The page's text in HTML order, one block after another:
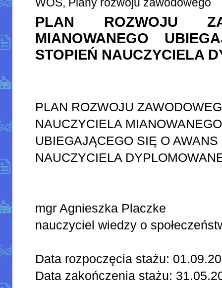
PLAN ROZWOJU
MIANOWANEGO
STOPIEŃ NAUCZYCIELA
PLAN ROZWOJU
NAUCZYCIELA MIANOWANEGO
UBIEGAJĄCEGO SIĘ O
NAUCZYCIELA
mgr Agnieszka Placzke
nauczyciel wiedzy o
Data rozpoczęcia stażu:
Data zakończenia stażu: